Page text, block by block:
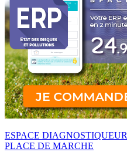
ESPACE DIAGNOSTIQUEUR
PLACE DE MARCHE